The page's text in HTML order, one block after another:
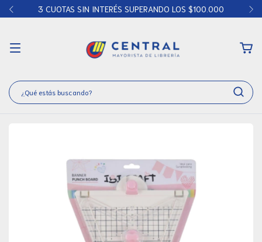
3 CUOTAS SIN INTERÉS SUPERANDO LOS $100.000